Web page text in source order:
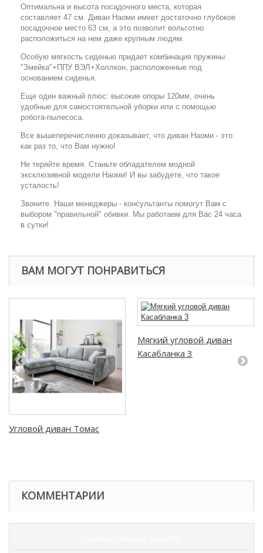
Оптимальна и высота посадочного места, которая
составляет 47 см. Диван Наоми имеет достаточно глубокое
посадочное место 63 см, а это позволит вольготно
расположиться на нем даже крупным людям.
Особую мягкость сиденью придает комбинация пружины
"Змейка"+ППУ ВЭЛ+Холлкон , расположенные под
основанием сиденья.
Еще один важный плюс: высокие опоры 120мм, очень
удобные для самостоятельной уборки или с помощью
робота-пылесоса.
Все вышеперечисленно доказывает, что диван Наоми - это
как раз то, что Вам нужно!
Не теряйте время. Станьте обладателем модной
эксклюзивной модели Наоми! И вы забудете, что такое
усталость!
Звоните. Наши менеджеры - консультанты помогут Вам с
выбором "правильной" обивки. Мы работаем для Вас 24 часа
в сутки!
ВАМ МОГУТ ПОНРАВИТЬСЯ
Угловой диван Томас
Мягкий угловой диван
Касабланка 3
КОММЕНТАРИИ